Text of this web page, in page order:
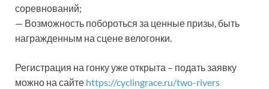
соревнований;
— Возможность побороться за ценные призы, быть
награжденным на сцене велогонки.
Регистрация на гонку уже открыта – подать заявку
можно на сайте https://cyclingrace.ru/two-rivers